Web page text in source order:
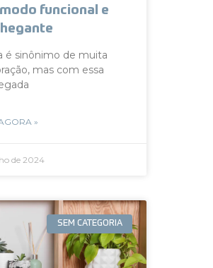
funcional e
é sinônimo de muita
mas com essa
»
de 2024
SEM CATEGORIA